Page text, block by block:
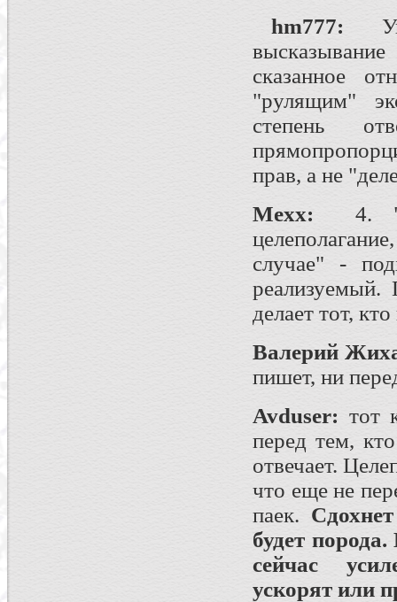
hm777:
сказанное
"рулящим"
степень
прав, а не
Mexx: 4.
случае" -
реализуемый.
делает тот,
Валерий
пишет, ни
Avduser: тот
перед тем,
отвечает.
что еще не
паек.
будет
сейчас
ускорят или